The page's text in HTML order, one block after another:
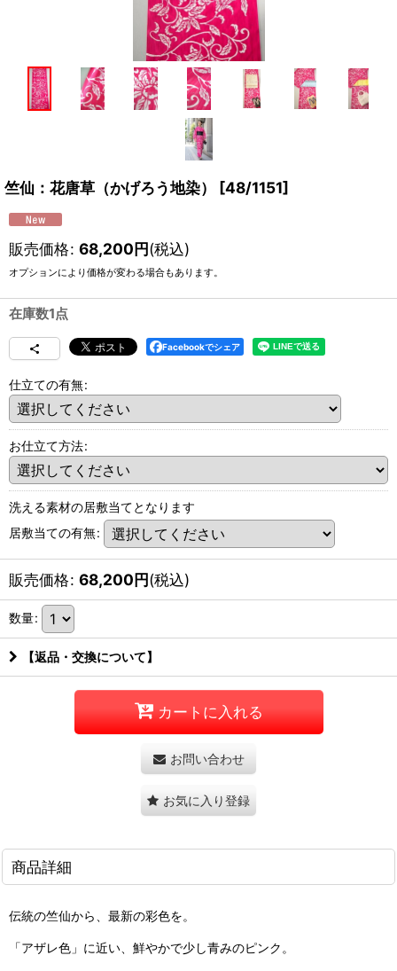
竺仙：花唐草（かげろう地染） [48/1151]
販売価格: 68,200円(税込)
オプションにより価格が変わる場合もあります。
在庫数1点
Facebookでシェア
仕立ての有無:
お仕立て方法:
洗える素材の居敷当てとなります
居敷当ての有無:
販売価格: 68,200円(税込)
数量:
【返品・交換について】
カートに入れる
お問い合わせ
お気に入り登録
商品詳細
伝統の竺仙から、最新の彩色を。
「アザレ色」に近い、鮮やかで少し青みのピンク。